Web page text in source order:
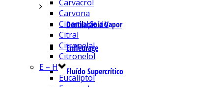
Destilação a Vapor
Enfleurage
Fluído Supercrítico
Carvacrol
Carvona
Cinamaldeído
Citral
Citronelal
Citronelol
E – H
Eucaliptol